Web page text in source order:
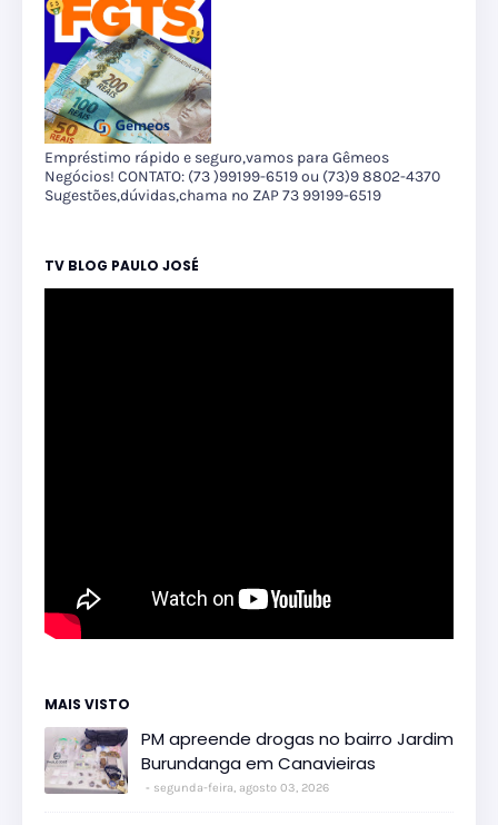
Empréstimo rápido e seguro,vamos para Gêmeos
Negócios! CONTATO: (73 )99199-6519 ou (73)9 8802-4370
Sugestões,dúvidas,chama no ZAP 73 99199-6519
TV BLOG PAULO JOSÉ
MAIS VISTO
PM apreende drogas no bairro Jardim
Burundanga em Canavieiras
segunda-feira, agosto 03, 2026